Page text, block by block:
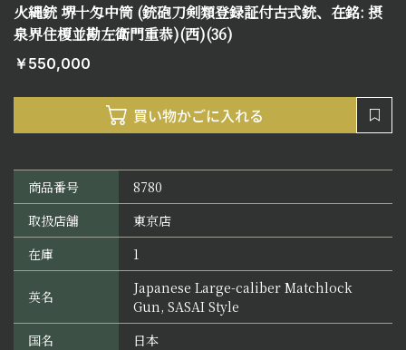
火縄銃 堺十匁中筒 (銃砲刀剣類登録証付古式銃、在銘: 摂
泉界住榎並勘左衛門重恭)(西)(36)
￥550,000
商品番号
8780
取扱店舗
東京店
在庫
1
英名
Japanese Large-caliber Matchlock
Gun, SASAI Style
国名
日本